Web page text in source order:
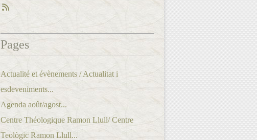
Pages
Actualité et évènements / Actualitat i
esdeveniments...
Agenda août/agost...
Centre Théologique Ramon Llull/ Centre
Teològic Ramon Llull...